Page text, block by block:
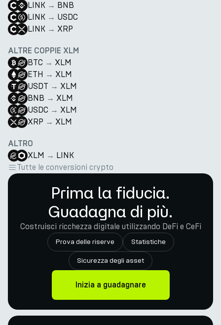
LINK → BNB
LINK → USDC
LINK → XRP
ALTRE COPPIE XLM
BTC → XLM
ETH → XLM
USDT → XLM
BNB → XLM
USDC → XLM
XRP → XLM
ALTRO
XLM → LINK
Tutte le conversioni crypto
Prima la fiducia.
Guadagna di più.
Costruisci ricchezza digitale utilizzando DeFi e CeFi
Prova delle riserve Statistiche
Sicurezza degli asset
Inizia a guadagnare